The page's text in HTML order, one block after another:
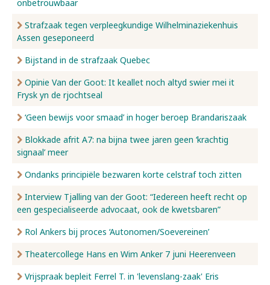
onbetrouwbaar
Strafzaak tegen verpleegkundige Wilhelminaziekenhuis
Assen geseponeerd
Bijstand in de strafzaak Quebec
Opinie Van der Goot: It keallet noch altyd swier mei it
Frysk yn de rjochtseal
‘Geen bewijs voor smaad’ in hoger beroep Brandariszaak
Blokkade afrit A7: na bijna twee jaren geen ‘krachtig
signaal’ meer
Ondanks principiële bezwaren korte celstraf toch zitten
Interview Tjalling van der Goot: “Iedereen heeft recht op
een gespecialiseerde advocaat, ook de kwetsbaren”
Rol Ankers bij proces ‘Autonomen/Soevereinen’
Theatercollege Hans en Wim Anker 7 juni Heerenveen
Vrijspraak bepleit Ferrel T. in 'levenslang-zaak' Eris